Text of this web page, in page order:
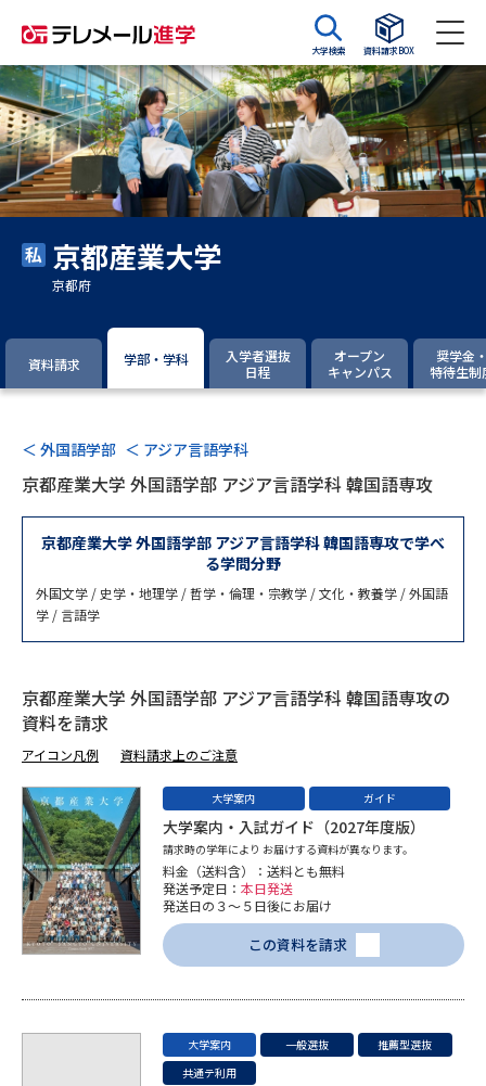
大学検索 資料請求BOX
資料請求 資料検索
大学・短大の資料種類から請求
大学パンフ
過去問題集
専門学校の資料請求 大学院の資料請求
留学・進学関連、塾・予備校
大学入学共通テスト「受験案
内」の請求
大学入学共通テスト「受験上の
配慮案内」の請求
高等学校卒業程度認定試験
高等学校（情報）教員資格認定
試験
大学研究 大学検索
大学で学べる内容や特徴を調べる
新増設大学・学部・学科特集
国際・グローバルに強い大学特
集
京都産業大学
京都府
資料請求 学部・学科
入学者選抜
日程
オープン
キャンパス
奨学金
特待生制
＜ 外国語学部 ＜ アジア言語学科
京都産業大学 外国語学部 アジア言語学科 韓国語専攻
京都産業大学 外国語学部 アジア言語学科 韓国語専攻で学べ
る学問分野
外国文学 / 史学・地理学 / 哲学・倫理・宗教学 / 文化・教養学 / 外国語
学 / 言語学
京都産業大学 外国語学部 アジア言語学科 韓国語専攻の
資料を請求
アイコン凡例 資料請求上のご注意
大学案内 ガイド
大学案内・入試ガイド（2027年度版）
請求時の学年により お届けする資料が異なります。
料金（送料含）：送料とも無料
発送予定日： 本日発送
発送日の３～５日後にお届け
この資料を請求
大学案内 一般選抜
推薦型選抜
共通テ利用